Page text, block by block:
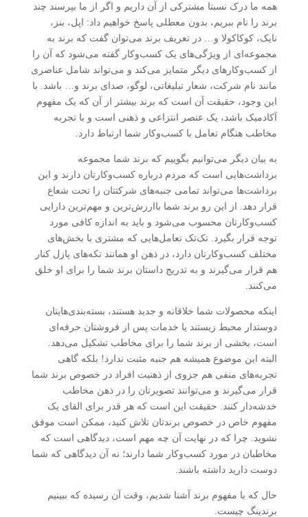
همه ما درک نسبتا مشترکی از آن داریم و اگر از ما بپرسند چند
برند را نام ببریم، بدون معطلی پاسخ خواهیم داد: اپل، بنز،
نایک، کوکاکولا و… در تعریف برند می‌توان گفت که برند به
مجموعه‌ای از ویژگی‌های یک کسب‌وکار گفته می‌شود که آن را
از کسب‌وکارهای دیگر متمایز می‌کند و می‌تواند شامل عناصری
مانند نام شرکت، شعار تبلیغاتی، لوگو، صدای برند و… باشد. با
این وجود، حقیقت آن است که برند بیشتر از آن که یک مفهوم
آکادمیک باشد، یک عنصر انتزاعی و ذهنی است و با تجربه
مخاطب هنگام تعامل با کسب‌وکار شما ارتباط دارد.
به بیان دیگر می‌توانیم بگوییم که برند شما مجموعه
برداشت‌هایی است که مردم درباره کسب‌وکارتان دارند و این
برداشت‌ها می‌تواند تمامی جنبه‌های شرکتتان را تحت شعاع
قرار دهد. از این رو برند شما باارزش‌ترین و مهم‌ترین دارایی
کسب‌وکارتان محسوب می‌شود و باید به اندازه کافی مورد
توجه قرار بگیرد. تک‌تک تعامل‌هایی که مشتری با بخش‌های
مختلف کسب‌وکارتان دارد، در ذهن او همانند تکه‌های پازل کنار
هم قرار می‌گیرند و به تدریج داستان برند شما را برای او خلق
می‌کنند.
اینکه محصولات شما خلاقانه و جدید هستند، بسته‌بندی‌هایتان
دوستدار محیط زیستند یا خدمات پس از فروشتان حرفه‌ای
است، بخشی از برند شما را برای مخاطب تشکیل می‌دهد.
البته این موضوع همیشه هم جنبه مثبت ندارد! بلکه گاهی
تجربه‌های منفی هم جزوی از ذهنیت افراد در خصوص برند شما
قرار می‌گیرند و می‌توانند تصویرتان را در ذهن مخاطب
خدشه‌دار کنند. حقیقت این است که هر قدر برای القای یک
مفهوم خاص در خصوص برندتان تلاش کنید، ممکن است موفق
نشوید. چرا که در نهایت آن چه مهم است، دیدگاهی است که
مخاطبان در مورد کسب‌وکار شما دارند؛ نه آن دیدگاهی که شما
دوست دارید داشته باشند.
حال که با مفهوم برند آشنا شدیم، وقت آن رسیده که ببینیم
برندینگ چیست.